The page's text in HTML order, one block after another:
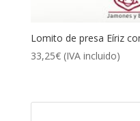
Lomito de presa Eíriz
33,25€ (IVA incluido)